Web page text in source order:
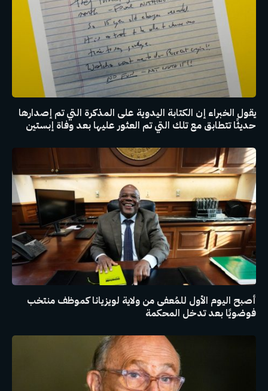
يقول الخبراء إن الكتابة اليدوية على المذكرة التي تم إصدارها
حديثًا تتطابق مع تلك التي تم العثور عليها بعد وفاة إبستين
أصبح اليوم الأول للمُعفى من ولاية لويزيانا كموظف منتخب
فوضويًا بعد تدخل المحكمة